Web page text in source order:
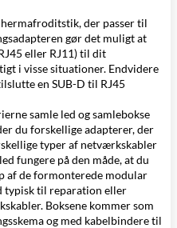
der passer til
gør det muligt at
eller RJ11) til dit
i visse situationer. Endvidere
en SUB-D til RJ45
samle led ogsamlebokse
du forskellige adapterer, der
typer af netværkskabler
fungere på den måde, at du
af de formonterede modular
typisk til reparation eller
Boksene kommer som
og med kabelbindere til